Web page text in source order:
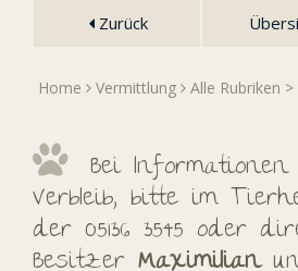
Zurück
Home Vermittlung Alle Rubriken
Bei
Verbleib, bitte im
der 05136 3545 oder